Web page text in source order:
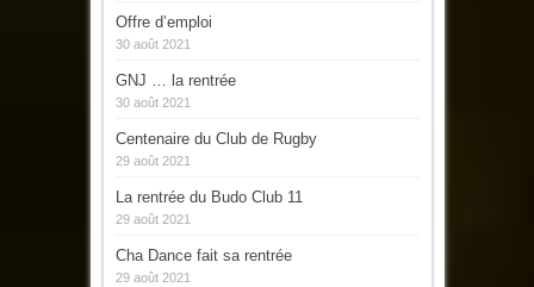
Offre d’emploi
30 août 2021
GNJ … la rentrée
30 août 2021
Centenaire du Club de Rugby
29 août 2021
La rentrée du Budo Club 11
29 août 2021
Cha Dance fait sa rentrée
29 août 2021